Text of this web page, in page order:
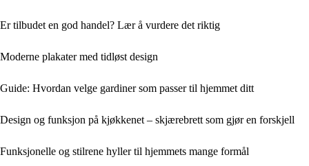
Er tilbudet en god handel? Lær å vurdere det riktig
Moderne plakater med tidløst design
Guide: Hvordan velge gardiner som passer til hjemmet ditt
Design og funksjon på kjøkkenet – skjærebrett som gjør en forskjell
Funksjonelle og stilrene hyller til hjemmets mange formål